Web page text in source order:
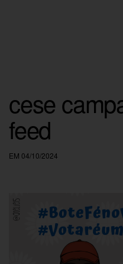
cese
feed
EM 04/10/2024